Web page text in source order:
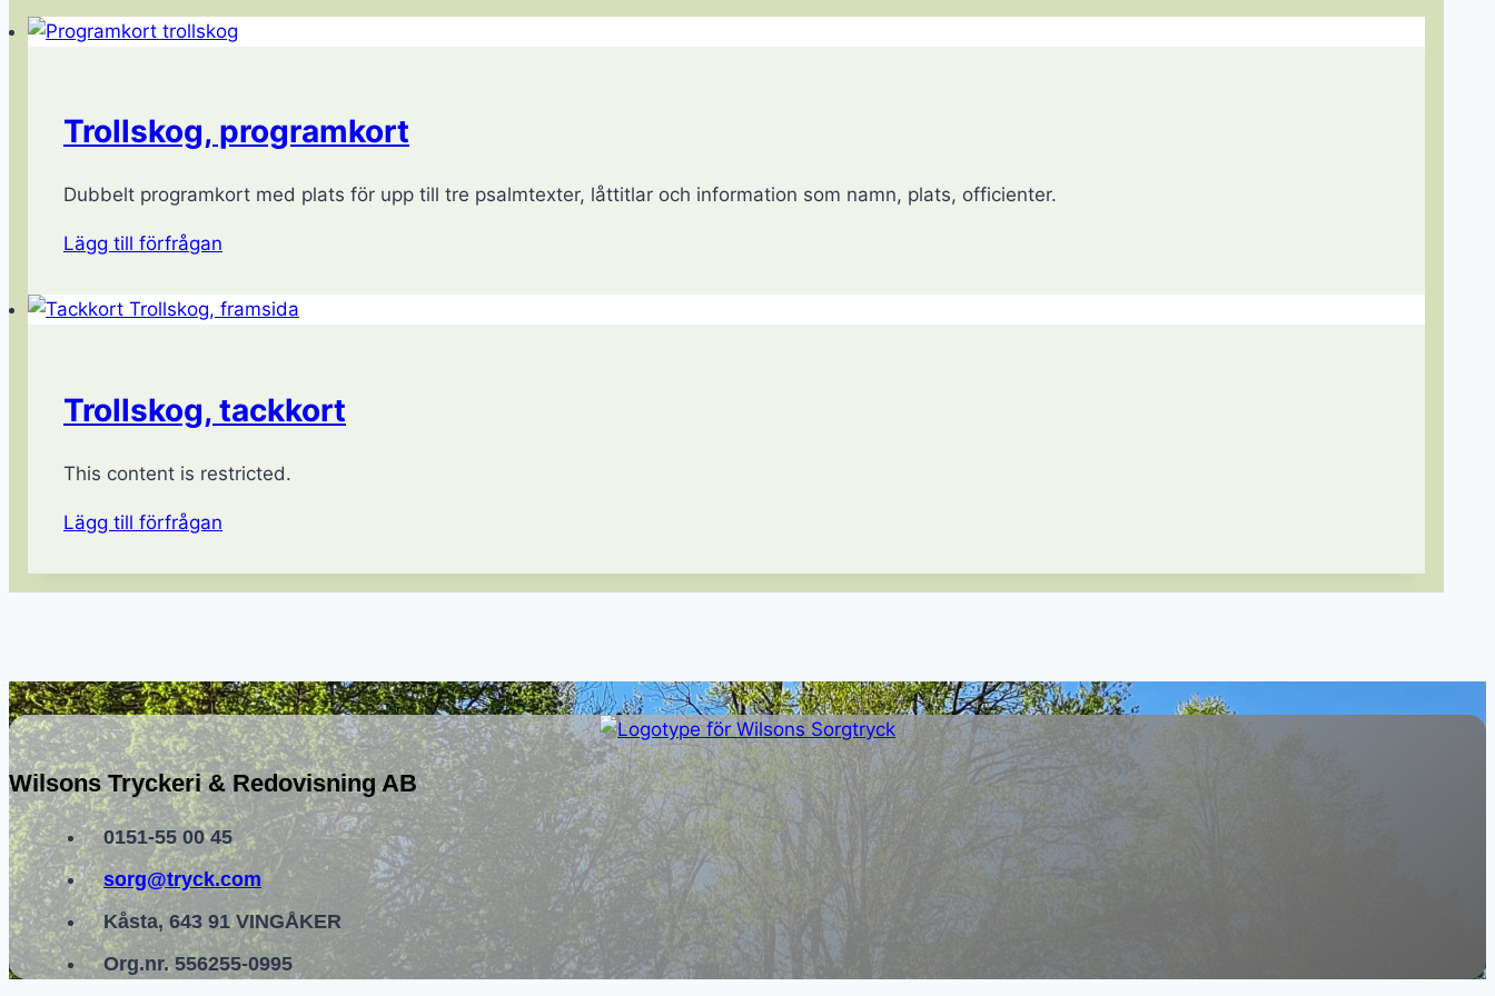
Trollskog, programkort
Dubbelt programkort med plats för upp till tre psalmtexter, låttitlar och information som namn, plats, officienter.
Lägg till förfrågan
Trollskog, tackkort
This content is restricted.
Lägg till förfrågan
Wilsons Tryckeri & Redovisning AB
0151-55 00 45
sorg@tryck.com
Kåsta, 643 91 VINGÅKER
Org.nr. 556255-0995